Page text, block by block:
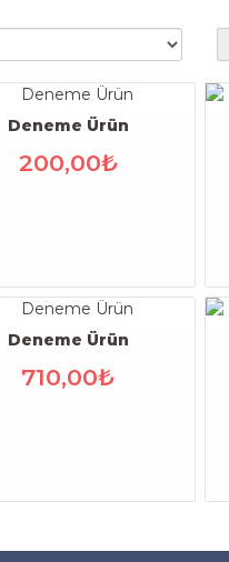
Deneme Ürün
200,00₺
Deneme Ürün
710,00₺